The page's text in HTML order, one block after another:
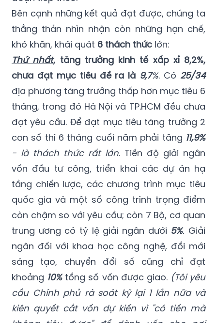
Bên cạnh những kết quả đạt được, chúng ta
thẳng thắn nhìn nhận còn những hạn chế,
khó khăn, khái quát 6 thách thức lớn:
Thứ nhất, tăng trưởng kinh tế xấp xỉ 8,2%,
chưa đạt mục tiêu đề ra là 9,7%. Có 25/34
địa phương tăng trưởng thấp hơn mục tiêu 6
tháng, trong đó Hà Nội và TP.HCM đều chưa
đạt yêu cầu. Để đạt mục tiêu tăng trưởng 2
con số thì 6 tháng cuối năm phải tăng 11,9%
- là thách thức rất lớn. Tiến độ giải ngân
vốn đầu tư công, triển khai các dự án hạ
tầng chiến lược, các chương trình mục tiêu
quốc gia và một số công trình trọng điểm
còn chậm so với yêu cầu; còn 7 Bộ, cơ quan
trung ương có tỷ lệ giải ngân dưới 5%. Giải
ngân đối với khoa học công nghệ, đổi mới
sáng tạo, chuyển đổi số cũng chỉ đạt
khoảng 10%tổng số vốn được giao. (Tôi yêu
cầu Chính phủ rà soát kỹ lại 1 lần nữa và
kiên quyết cắt vốn dự kiến vì "có tiền mà